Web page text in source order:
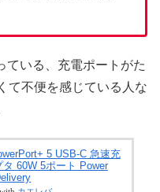
ている、充電ポートがた
て不便を感じている人な
5 USB-C 急速充
60W 5ポート Power